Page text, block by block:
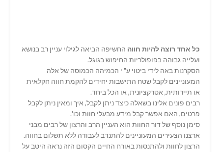
כל אחד רוצה להיות חווה החשיפה הביאה לגילוי עניין רב בנושא
ועלייה גבוהה בפופולריות החיפוש בגוגל.
הסקרנות באה לידי ביטוי ע" י הכמיהה הכמוסה של אלה
המעוניינים לקבל שטח התישבות יחידים להקמת חווה חקלאית
או תיירותית, אטרקציונית, או הכל ביחד.
רבים פונים אלינו בשאלה כיצד ניתן לקבל, איך ומאין ניתן לקבל
פרטים, האם אפשר קבל מידע מבעלי חוות וכו'.
סימן נוסף של דור החוות הוא העניין הרב והרצון של רבים מבני
ארצנו הצעירים המעוניינים להתנדב לעבודה ללא תשלום בחווה.
הרצון לחוות ולהתנסות באורח החיים הקסום הזה נראה היטב על